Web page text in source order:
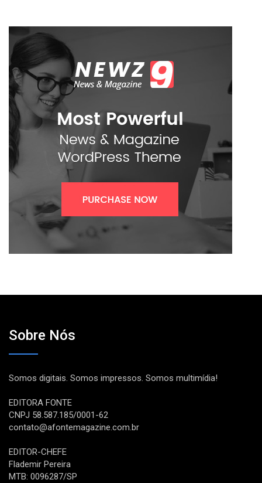
Sobre Nós
Somos digitais. Somos impressos. Somos multimídia!
EDITORA FONTE
CNPJ 58.587.185/0001-62
contato@afontemagazine.com.br
EDITOR-CHEFE
Flademir Pereira
MTB: 0096287/SP